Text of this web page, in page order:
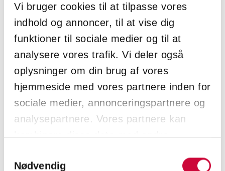
Vi bruger cookies til at tilpasse vores
indhold og annoncer, til at vise dig
funktioner til sociale medier og til at
analysere vores trafik. Vi deler også
oplysninger om din brug af vores
hjemmeside med vores partnere inden for
sociale medier, annonceringspartnere og
analysepartnere. Vores partnere kan
de har indsamlet fra din brug af deres
Nødvendig
Har du frågor eller behöver hjälp för att
komma igång är du alltid välkommen att
kontakta vår kundtjänst på telefon 0152-302
40 eller e-post
kundsupport@klokkerholm.com!
Ge oss din feedback!
På Klokkerholm värdesätter vi din åsikt.
Berätta gärna hur din upplevelse med den nya